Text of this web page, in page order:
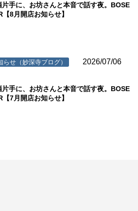
片手に、お坊さんと本音で話す夜。BOSE
【8月開店お知らせ】
らせ（妙深寺ブログ） 2026/07/06
片手に、お坊さんと本音で話す夜。BOSE
【7月開店お知らせ】